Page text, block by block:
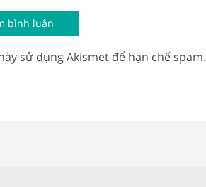
sử dụng Akismet để hạn chế spam.